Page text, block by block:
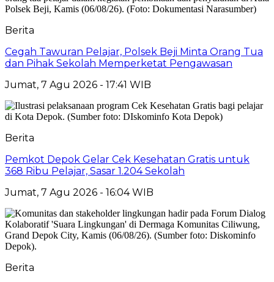
Berita
Cegah Tawuran Pelajar, Polsek Beji Minta Orang Tua
dan Pihak Sekolah Memperketat Pengawasan
Jumat, 7 Agu 2026 - 17:41 WIB
Berita
Pemkot Depok Gelar Cek Kesehatan Gratis untuk
368 Ribu Pelajar, Sasar 1.204 Sekolah
Jumat, 7 Agu 2026 - 16:04 WIB
Berita